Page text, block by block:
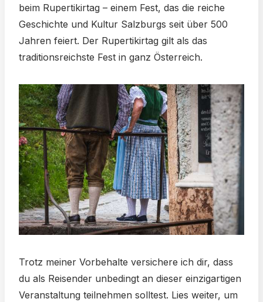
beim Rupertikirtag – einem Fest, das die reiche
Geschichte und Kultur Salzburgs seit über 500
Jahren feiert. Der Rupertikirtag gilt als das
traditionsreichste Fest in ganz Österreich.
Trotz meiner Vorbehalte versichere ich dir, dass
du als Reisender unbedingt an dieser einzigartigen
Veranstaltung teilnehmen solltest. Lies weiter, um